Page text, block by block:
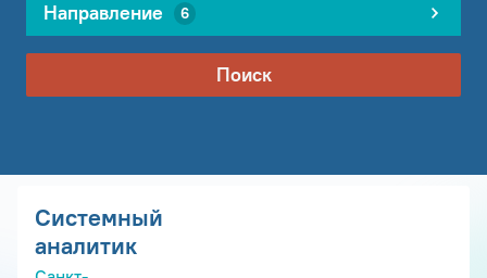
Направление 6
Поиск
Системный
аналитик